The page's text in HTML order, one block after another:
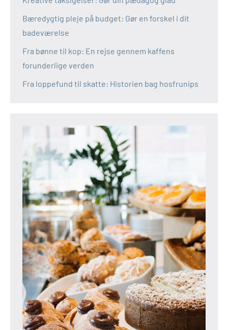
Bæredygtig pleje på budget: Gør en forskel i dit
badeværelse
Fra bønne til kop: En rejse gennem kaffens
forunderlige verden
Fra loppefund til skatte: Historien bag hosfrunips